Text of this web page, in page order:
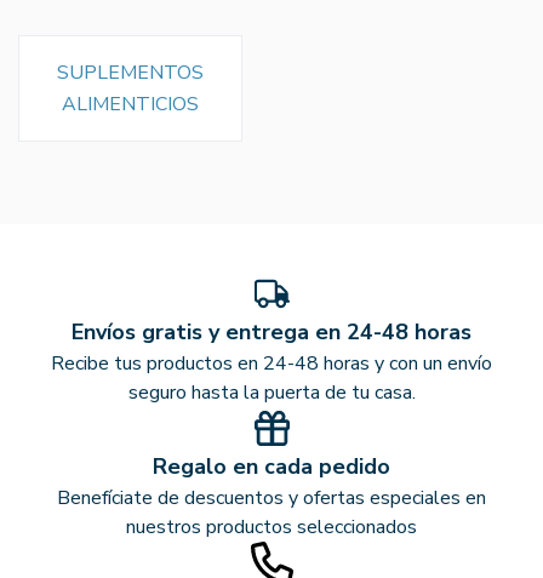
SUPLEMENTOS
ALIMENTICIOS
Envíos gratis y entrega en 24-48 horas
Recibe tus productos en 24-48 horas y con un envío
seguro hasta la puerta de tu casa.
Regalo en cada pedido
Benefíciate de descuentos y ofertas especiales en
nuestros productos seleccionados